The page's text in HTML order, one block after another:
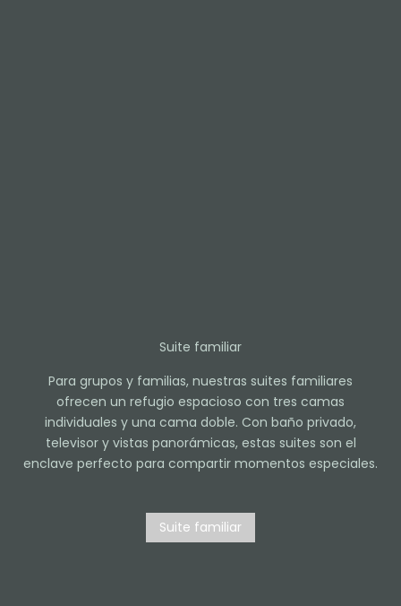
Suite familiar
Para grupos y familias, nuestras suites familiares
ofrecen un refugio espacioso con tres camas
individuales y una cama doble. Con baño privado,
televisor y vistas panorámicas, estas suites son el
enclave perfecto para compartir momentos especiales.
Suite familiar